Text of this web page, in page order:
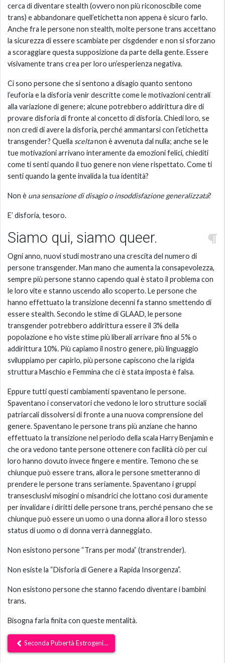
cerca di diventare stealth (ovvero non più riconoscibile come
trans) e abbandonare quell’etichetta non appena è sicuro farlo.
Anche fra le persone non stealth, molte persone trans accettano
la sicurezza di essere scambiate per cisgdender e non si sforzano
a scoraggiare questa supposizione da parte della gente. Essere
visivamente trans crea per loro un’esperienza negativa.
Ci sono persone che si sentono a disagio quanto sentono
l’euforia e la disforia venir descritte come le motivazioni centrali
alla variazione di genere; alcune potrebbero addirittura dire di
provare disforia di fronte al concetto di disforia. Chiedi loro, se
non credi di avere la disforia, perché ammantarsi con l’etichetta
transgender? Quella sceltanon è avvenuta dal nulla; anche se le
tue motivazioni arrivano interamente da emozioni felici, chiediti
come ti senti quando il tuo genere non viene rispettato. Come ti
senti quando la gente invalida la tua identità?
Non è una sensazione di disagio o insoddisfazione generalizzata?
E’ disforia, tesoro.
Siamo qui, siamo queer.
Ogni anno, nuovi studi mostrano una crescita del numero di
persone transgender. Man mano che aumenta la consapevolezza,
sempre più persone stanno capendo qual è stato il problema con
le loro vite e stanno uscendo allo scoperto. Le persone che
hanno effettuato la transizione decenni fa stanno smettendo di
essere stealth. Secondo le stime di GLAAD, le persone
transgender potrebbero addirittura essere il 3% della
popolazione e ho viste stime più liberali arrivare fino al 5% o
addirittura 10%. Più capiamo il nostro genere, più linguaggio
sviluppiamo per capirlo, più persone capiscono che la rigida
struttura Maschio e Femmina che ci è stata imposta è falsa.
Eppure tutti questi cambiamenti spaventano le persone.
Spaventano i conservatori che vedono le loro strutture sociali
patriarcali dissolversi di fronte a una nuova comprensione del
genere. Spaventano le persone trans più anziane che hanno
effettuato la transizione nel periodo della scala Harry Benjamin e
che ora vedono tante persone ottenere con facilità ciò per cui
loro hanno dovuto invece fingere e mentire. Temono che se
chiunque può essere trans, allora le persone smetteranno di
prendere le persone trans seriamente. Spaventano i gruppi
transesclusivi misogini o misandrici che lottano così duramente
per invalidare i diritti delle persone trans, perché pensano che se
chiunque può essere un uomo o una donna allora il loro stesso
status di uomo o di donna verrà danneggiato.
Non esistono persone “Trans per moda” (transtrender).
Non esiste la “Disforia di Genere a Rapida Insorgenza”.
Non esistono persone che stanno facendo diventare i bambini
trans.
Bisogna farla finita con queste mentalità.
Seconda Pubertà Estrogenica